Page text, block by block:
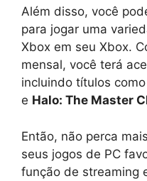
Além disso, você
para jogar uma
Xbox em seu Xbox.
mensal, você terá
incluindo títulos como
e Halo: The Master
Então, não perca
seus jogos de PC
função de streaming